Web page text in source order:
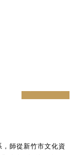
prev next
師從新竹市文化資